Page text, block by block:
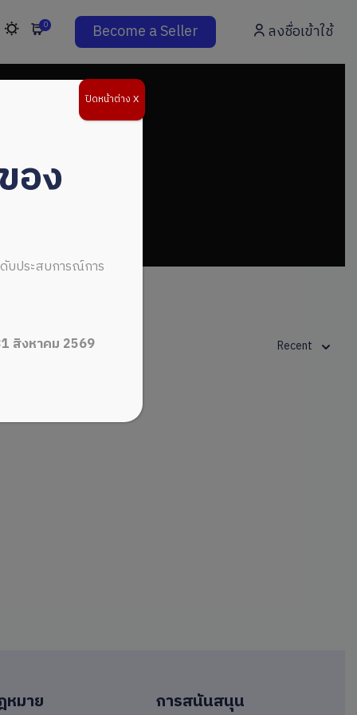
0 Become a Seller ลงชื่อเข้าใช้
Recent
หมาย การสนันสนุน
อง
ดับประสบการณ์การ
สิงหาคม 2569
ปิดหน้าต่าง X